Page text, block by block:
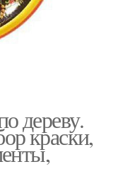
дереву.
краски,